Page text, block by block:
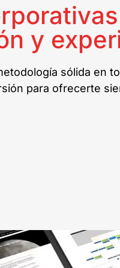
y
sólida en
para ofrecerte